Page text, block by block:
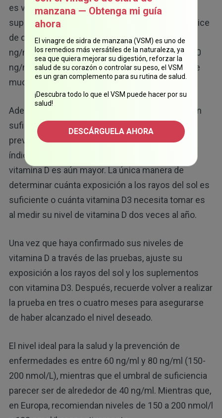
es viable, es posible que necesite tomar algún
suplemento de vitamina D. A nivel mundial, el índice
de deficiencia de vitamina D (nivel inferior a 20
ng/ml) e insuficiencia (nivel de 20 a menos de 30
ng/ml) es del 40 % al 100 %,17lo que significa que
muchas personas tienen deficiencia.
Además, se ha demostrado que 20 ng/mL no son
suficientes para mantener una buena salud y
prevenir enfermedades, lo que significa que el
índice real de personas con niveles bajos de
vitamina D es aún mayor. La única manera de
determinar cuánta exposición a los rayos del sol es
suficiente o cuánta vitamina D3 necesita tomar es
al medir su nivel de vitamina D dos veces al año.
Una vez que haya confirmado sus niveles de
vitamina D a través de las pruebas, ajuste su
exposición a los rayos del sol y los suplementos
con vitamina D3. Después, recuerde volver a realizar
la prueba en tres o cuatro meses para asegurarse
de haber alcanzado el nivel deseado.
El nivel ideal para la salud y la prevención de
enfermedades es entre 60 ng/ml y 80 ng/ml (150-
200 nmol/L), mientras que el umbral de suficiencia
parecer ser de alrededor de 40 ng/ml. Mientras que,
en Europa, recomiendan niveles de 150 a 200 nmol/l
manzana — Obtenga mi guía
ahora
El vinagre de sidra de manzana (VSM) es uno de
los remedios más versátiles de la naturaleza, ya
sea que quiera mejorar su digestión, reforzar la
salud de su corazón o controlar su peso, el VSM
es un gran complemento para su rutina de salud.
¡Descubra todo lo que el VSM puede hacer por su
salud!
DESCÁRGUELA AHORA